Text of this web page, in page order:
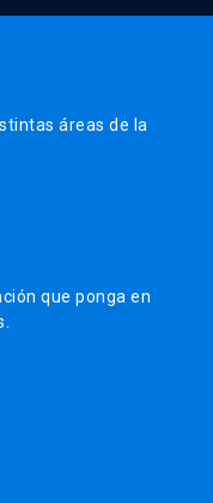
áreas de la
que ponga en